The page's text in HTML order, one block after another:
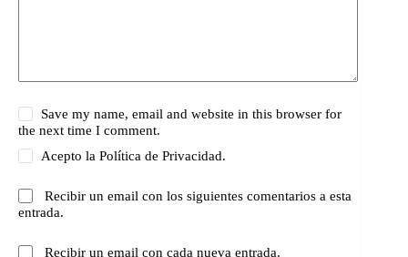
Save my name, email and website in this browser for
the next time I comment.
Acepto laPolítica de Privacidad.
Recibir un email con los siguientes comentarios a esta
entrada.
Recibir un email con cada nueva entrada.